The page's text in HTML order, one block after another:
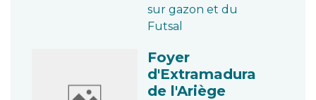
sur gazon et du
Futsal
Foyer
d'Extramadura
de l'Ariège